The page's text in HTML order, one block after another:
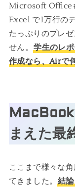
Microsoft Office
Excel で1万行の
たっぷりのプレ
せん。学生のレ
作成なら、Airで
まえた最
ここまで様々な
てきました。結